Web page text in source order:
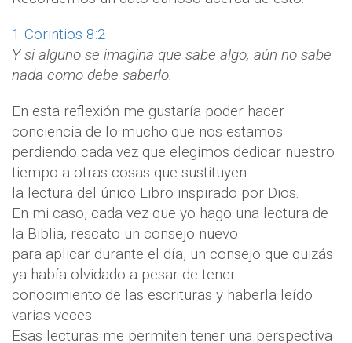
1 Corintios 8:2
Y si alguno se imagina que sabe algo, aún no sabe
nada como debe saberlo.
En esta reflexión me gustaría poder hacer
conciencia de lo mucho que nos estamos
perdiendo cada vez que elegimos dedicar nuestro
tiempo a otras cosas que sustituyen
la lectura del único Libro inspirado por Dios.
En mi caso, cada vez que yo hago una lectura de
la Biblia, rescato un consejo nuevo
para aplicar durante el día, un consejo que quizás
ya había olvidado a pesar de tener
conocimiento de las escrituras y haberla leído
varias veces.
Esas lecturas me permiten tener una perspectiva